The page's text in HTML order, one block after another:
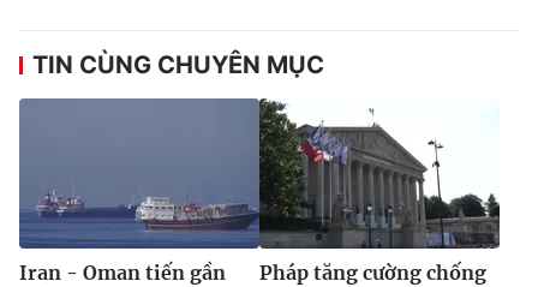
TIN CÙNG CHUYÊN MỤC
Iran - Oman tiến gần
Pháp tăng cường chống